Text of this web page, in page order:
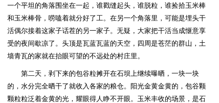
一个平坦的角落围坐在一起，谁戳缝起头，谁脱粒，谁捡拾玉米棒
和玉米棒骨，唠嗑着就分好了工。在另一个角落里，可能是埋头干
活偶尔接着这家子话茬的另一家子。无疑，大家把干活当成惬意享
受的夜间歇凉了。头顶是瓦蓝瓦蓝的天空，四周是苍茫的群山，土
墙青瓦的家就在抬眼可望的不远处的村庄里。
第二天，剥下来的包谷粒摊开在石坝上继续曝晒，一块一块
的，水分完全晒干了就收入各家的粮仓。阳光金黄金黄的，包谷颗
颗粒粒泛着金黄的光，耀眼得人睁不开眼。玉米丰收的场景，是石